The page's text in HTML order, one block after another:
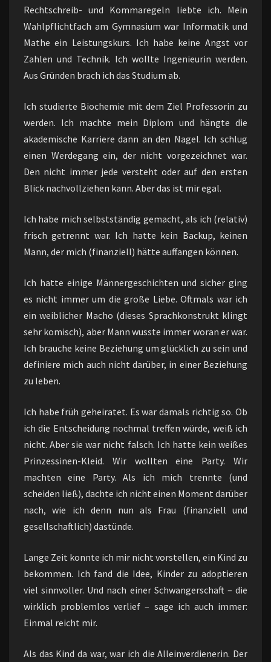
Rechtschreib- und Kommaregeln liebte ich. Mein
Wahlpflichtfach am Gymnasium war Informatik und
Mathe ein Leistungskurs. Ich habe keine Angst vor
Zahlen und Technik. Ich wollte Ingenieurin werden.
Aus Gründen brach ich das Studium ab.
Ich studierte Biochemie mit dem Ziel Professorin zu
werden. Ich machte mein Diplom und hängte die
akademische Karriere dann an den Nagel. Ich schlug
einen Werdegang ein, der nicht vorgezeichnet war.
Den nicht immer jede versteht oder auf den ersten
Blick nachvollziehen kann. Aber das ist mir egal.
Ich habe mich selbstständig gemacht, als ich (relativ)
frisch getrennt war. Ich hatte kein Backup, keinen
Mann, der mich (finanziell) hätte auffangen können.
Ich hatte einige Männergeschichten und sicher ging
es nicht immer um die große Liebe. Oftmals war ich
ein weiblicher Macho (dieses Sprachkonstrukt klingt
sehr komisch), aber Mann wusste immer woran er war.
Ich brauche keine Beziehung um glücklich zu sein und
definiere mich auch nicht darüber, in einer Beziehung
zu leben.
Ich habe früh geheiratet. Es war damals richtig so. Ob
ich die Entscheidung nochmal treffen würde, weiß ich
nicht. Aber sie war nicht falsch. Ich hatte kein weißes
Prinzessinen-Kleid. Wir wollten eine Party. Wir
machten eine Party. Als ich mich trennte (und
scheiden ließ), dachte ich nicht einen Moment darüber
nach, wie ich denn nun als Frau (finanziell und
gesellschaftlich) dastünde.
Lange Zeit konnte ich mir nicht vorstellen, ein Kind zu
bekommen. Ich fand die Idee, Kinder zu adoptieren
viel sinnvoller. Und nach einer Schwangerschaft – die
wirklich problemlos verlief – sage ich auch immer:
Einmal reicht mir.
Als das Kind da war, war ich die Alleinverdienerin. Der